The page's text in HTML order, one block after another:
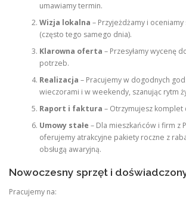
umawiamy termin.
Wizja lokalna – Przyjeżdżamy i
(często tego samego dnia).
Klarowna oferta – Przesyłamy wycenę
potrzeb.
Realizacja – Pracujemy w dogodnych
wieczorami i w weekendy, szanując rytm
Raport i faktura – Otrzymujesz
Umowy stałe – Dla mieszkańców i firm z
oferujemy atrakcyjne pakiety roczne z
obsługą awaryjną.
Nowoczesny sprzęt i
Pracujemy na: